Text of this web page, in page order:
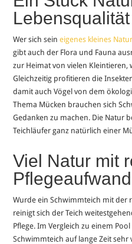
Lebensqualität
Wer sich seineigenes kleines
gibt auch der Flora und Fauna
zur Heimat von vielen Kleintieren,
Gleichzeitig profitieren die
damit auch Vögel von dem
Thema Mücken brauchen sich
Gedanken zu machen. Die Natur
Teichläufer ganz natürlich einer
Viel Natur mit
Pflegeaufwand
Wurde ein Schwimmteich mit der
reinigt sich der Teich
Pflege. Im Vergleich zu einem
Schwimmteich auf lange Zeit